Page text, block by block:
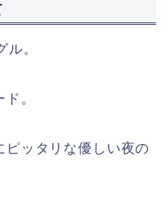
。
。
ピッタリな優しい夜の